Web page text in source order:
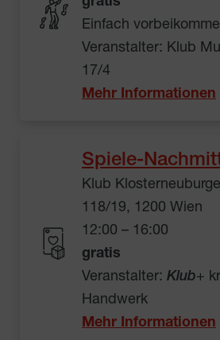
Einfach
Veranstalter: Klub
17/4
Mehr Informationen
Spiele-
Klub
118/19, 1200 Wien
12:00 – 16:00
gratis
Veranstalter: Klub+
Handwerk
Mehr Informationen